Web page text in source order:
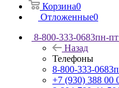
Корзина0
Отложенные0
8-800-333-0683пн-
Назад
Телефоны
8-800-333-0683
+7 (930) 388 00